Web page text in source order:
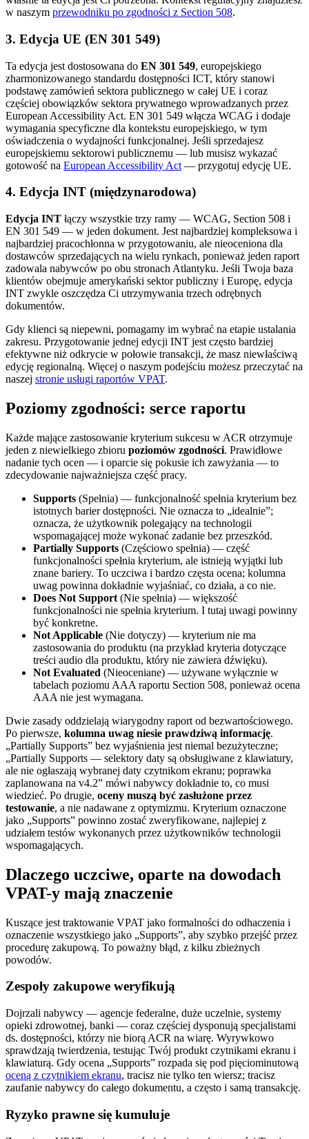
w naszym przewodniku po zgodności z Section 508.
3. Edycja UE (EN 301 549)
Ta edycja jest dostosowana do EN 301 549, europejskiego
zharmonizowanego standardu dostępności ICT, który stanowi
podstawę zamówień sektora publicznego w całej UE i coraz
częściej obowiązków sektora prywatnego wprowadzanych przez
European Accessibility Act. EN 301 549 włącza WCAG i dodaje
wymagania specyficzne dla kontekstu europejskiego, w tym
oświadczenia o wydajności funkcjonalnej. Jeśli sprzedajesz
europejskiemu sektorowi publicznemu — lub musisz wykazać
gotowość na European Accessibility Act — przygotuj edycję UE.
4. Edycja INT (międzynarodowa)
Edycja INT łączy wszystkie trzy ramy — WCAG, Section 508 i
EN 301 549 — w jeden dokument. Jest najbardziej kompleksowa i
najbardziej pracochłonna w przygotowaniu, ale nieoceniona dla
dostawców sprzedających na wielu rynkach, ponieważ jeden raport
zadowala nabywców po obu stronach Atlantyku. Jeśli Twoja baza
klientów obejmuje amerykański sektor publiczny i Europę, edycja
INT zwykle oszczędza Ci utrzymywania trzech odrębnych
dokumentów.
Gdy klienci są niepewni, pomagamy im wybrać na etapie ustalania
zakresu. Przygotowanie jednej edycji INT jest często bardziej
efektywne niż odkrycie w połowie transakcji, że masz niewłaściwą
edycję regionalną. Więcej o naszym podejściu możesz przeczytać na
naszej stronie usługi raportów VPAT.
Poziomy zgodności: serce raportu
Każde mające zastosowanie kryterium sukcesu w ACR otrzymuje
jeden z niewielkiego zbioru poziomów zgodności. Prawidłowe
nadanie tych ocen — i oparcie się pokusie ich zawyżania — to
zdecydowanie najważniejsza część pracy.
Supports (Spełnia) — funkcjonalność spełnia kryterium bez
istotnych barier dostępności. Nie oznacza to „idealnie”;
oznacza, że użytkownik polegający na technologii
wspomagającej może wykonać zadanie bez przeszkód.
Partially Supports (Częściowo spełnia) — część
funkcjonalności spełnia kryterium, ale istnieją wyjątki lub
znane bariery. To uczciwa i bardzo częsta ocena; kolumna
uwag powinna dokładnie wyjaśniać, co działa, a co nie.
Does Not Support (Nie spełnia) — większość
funkcjonalności nie spełnia kryterium. I tutaj uwagi powinny
być konkretne.
Not Applicable (Nie dotyczy) — kryterium nie ma
zastosowania do produktu (na przykład kryteria dotyczące
treści audio dla produktu, który nie zawiera dźwięku).
Not Evaluated (Nieoceniane) — używane wyłącznie w
tabelach poziomu AAA raportu Section 508, ponieważ ocena
AAA nie jest wymagana.
Dwie zasady oddzielają wiarygodny raport od bezwartościowego.
Po pierwsze, kolumna uwag niesie prawdziwą informację.
„Partially Supports” bez wyjaśnienia jest niemal bezużyteczne;
„Partially Supports — selektory daty są obsługiwane z klawiatury,
ale nie ogłaszają wybranej daty czytnikom ekranu; poprawka
zaplanowana na v4.2” mówi nabywcy dokładnie to, co musi
wiedzieć. Po drugie, oceny muszą być zasłużone przez
testowanie, a nie nadawane z optymizmu. Kryterium oznaczone
jako „Supports” powinno zostać zweryfikowane, najlepiej z
udziałem testów wykonanych przez użytkowników technologii
wspomagających.
Dlaczego uczciwe, oparte na dowodach
VPAT-y mają znaczenie
Kuszące jest traktowanie VPAT jako formalności do odhaczenia i
oznaczenie wszystkiego jako „Supports”, aby szybko przejść przez
procedurę zakupową. To poważny błąd, z kilku zbieżnych
powodów.
Zespoły zakupowe weryfikują
Dojrzali nabywcy — agencje federalne, duże uczelnie, systemy
opieki zdrowotnej, banki — coraz częściej dysponują specjalistami
ds. dostępności, którzy nie biorą ACR na wiarę. Wyrywkowo
sprawdzają twierdzenia, testując Twój produkt czytnikami ekranu i
klawiaturą. Gdy ocena „Supports” rozpada się pod pięciominutową
oceną z czytnikiem ekranu, tracisz nie tylko ten wiersz; tracisz
zaufanie nabywcy do całego dokumentu, a często i samą transakcję.
Ryzyko prawne się kumuluje